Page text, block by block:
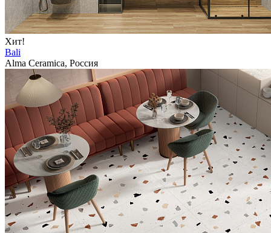
Хит!
Bali
Alma Ceramica, Россия